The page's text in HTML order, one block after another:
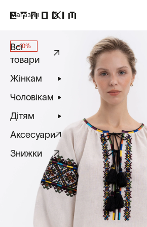
-10%
Магазин
Всі
товари
Жінкам
Чоловікам
Дітям
Аксесуари
Знижки